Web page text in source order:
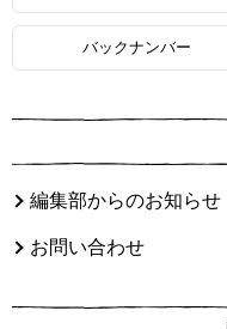
バックナンバー
編集部からのお知らせ
お問い合わせ